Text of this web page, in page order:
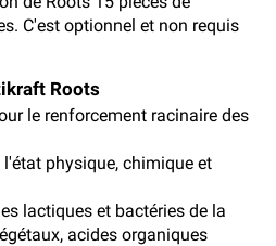
C'est optionnel et non requis
Roots
le renforcement racinaire des
l'état physique, chimique et
lactiques et bactéries de la
acides organiques